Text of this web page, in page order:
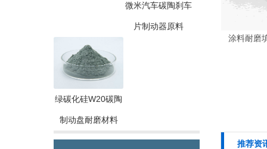
微米汽车碳陶刹车
片制动器原料
绿碳化硅W20碳陶
制动盘耐磨材料
涂料耐磨
推荐资